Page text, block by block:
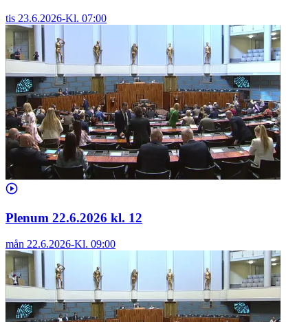
tis 23.6.2026-Kl. 07:00
Plenum 22.6.2026 kl. 12
mån 22.6.2026-Kl. 09:00